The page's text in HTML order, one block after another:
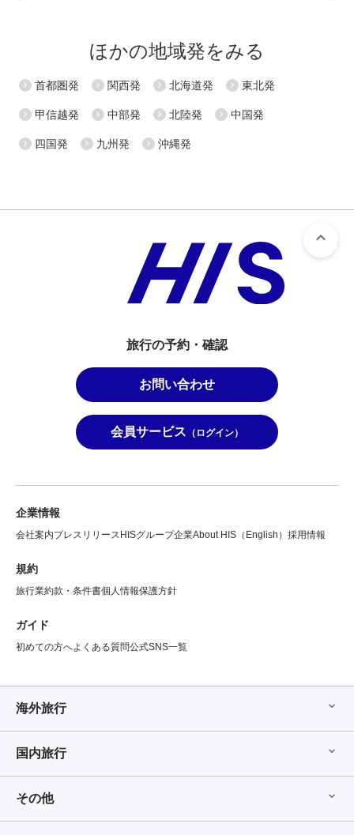
ほかの地域発をみる
首都圏発 関西発 北海道発 東北発
甲信越発 中部発 北陸発 中国発
四国発 九州発 沖縄発
旅行の予約・確認
お問い合わせ
会員サービス （ログイン）
企業情報
会社案内プレスリリース HISグループ企業About HIS（English） 採用情報
規約
旅行業約款・条件書個人情報保護方針
ガイド
初めての方へよくある質問公式SNS一覧
海外旅行
国内旅行
その他